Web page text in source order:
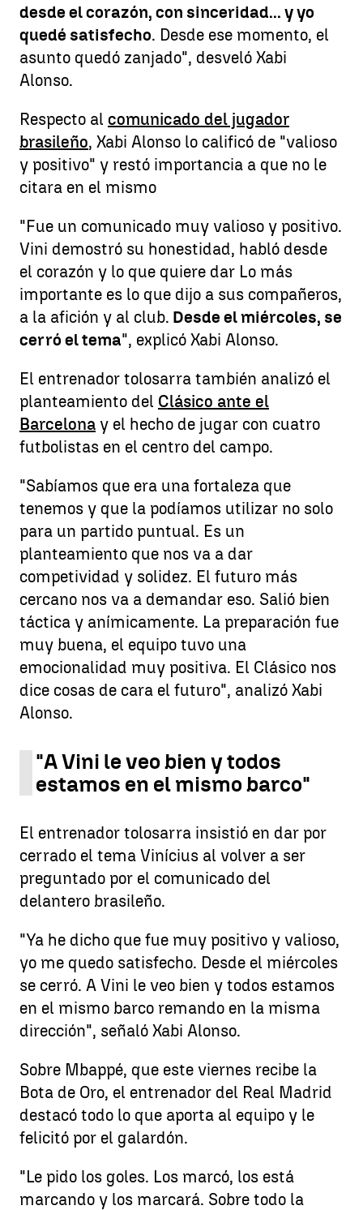
desde el corazón, con sinceridad... y yo
quedé satisfecho. Desde ese momento, el
asunto quedó zanjado", desveló Xabi
Alonso.
Respecto al comunicado del jugador
brasileño, Xabi Alonso lo calificó de "valioso
y positivo" y restó importancia a que no le
citara en el mismo
"Fue un comunicado muy valioso y positivo.
Vini demostró su honestidad, habló desde
el corazón y lo que quiere dar Lo más
importante es lo que dijo a sus compañeros,
a la afición y al club. Desde el miércoles, se
cerró el tema", explicó Xabi Alonso.
El entrenador tolosarra también analizó el
planteamiento del Clásico ante el
Barcelona y el hecho de jugar con cuatro
futbolistas en el centro del campo.
"Sabíamos que era una fortaleza que
tenemos y que la podíamos utilizar no solo
para un partido puntual. Es un
planteamiento que nos va a dar
competividad y solidez. El futuro más
cercano nos va a demandar eso. Salió bien
táctica y anímicamente. La preparación fue
muy buena, el equipo tuvo una
emocionalidad muy positiva. El Clásico nos
dice cosas de cara el futuro", analizó Xabi
Alonso.
"A Vini le veo bien y todos
estamos en el mismo barco"
El entrenador tolosarra insistió en dar por
cerrado el tema Vinícius al volver a ser
preguntado por el comunicado del
delantero brasileño.
"Ya he dicho que fue muy positivo y valioso,
yo me quedo satisfecho. Desde el miércoles
se cerró. A Vini le veo bien y todos estamos
en el mismo barco remando en la misma
dirección", señaló Xabi Alonso.
Sobre Mbappé, que este viernes recibe la
Bota de Oro, el entrenador del Real Madrid
destacó todo lo que aporta al equipo y le
felicitó por el galardón.
"Le pido los goles. Los marcó, los está
marcando y los marcará. Sobre todo la